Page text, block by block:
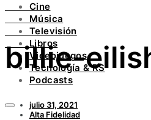
INSTAGRAM
PINTEREST
YOUTUBE
LINKEDIN
Cine
Música
Televisión
Libros
Videojuegos
Tecnología & RS
Podcasts
billie-
julio 31, 2021
Alta Fidelidad